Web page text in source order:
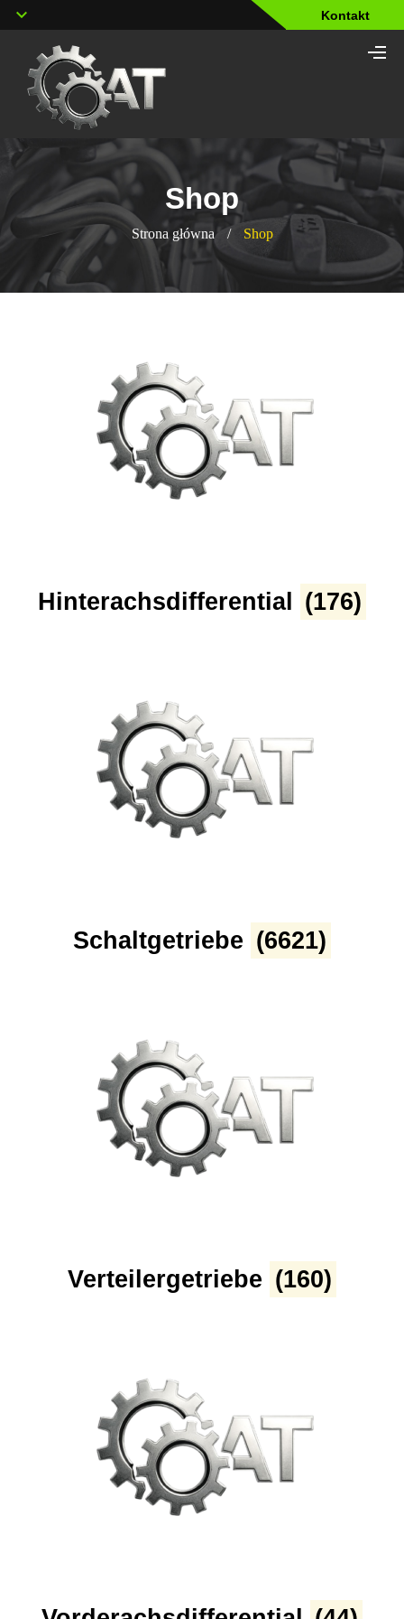
Kontakt
Shop
Strona główna / Shop
Hinterachsdifferential (176)
Schaltgetriebe (6621)
Verteilergetriebe (160)